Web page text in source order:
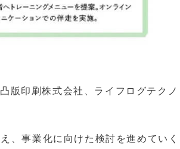
版印刷株式会社、ライフログテクノ
、事業化に向けた検討を進めていく